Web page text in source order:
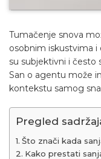
Tumačenje snova
osobnim iskustvima i
su subjektivni i često
San o agentu može
kontekstu samog
Pregled
Što znači kada
Kako prestati